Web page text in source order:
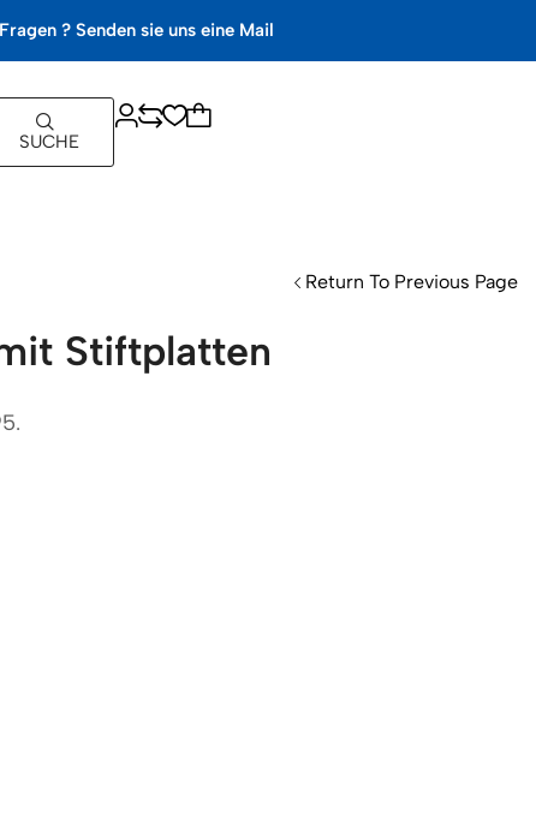
Fragen ? Senden sie uns eine Mail
SUCHE
Return To Previous Page
Stiftplatten